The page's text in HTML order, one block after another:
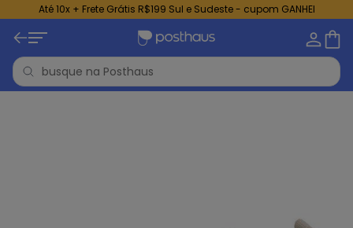
Até 10x + Frete Grátis R$199 Sul e Sudeste - cupom GANHEI